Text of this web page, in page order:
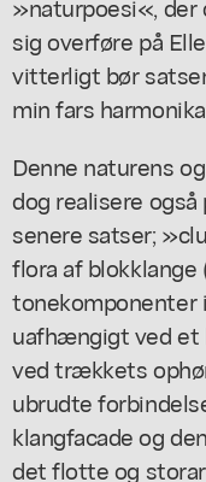
sig overføre på
vitterligt bør
min fars
Denne naturens
dog realisere
senere satser;
flora af
uafhængigt ved
ved trækkets
ubrudte
klangfacade og
det flotte og